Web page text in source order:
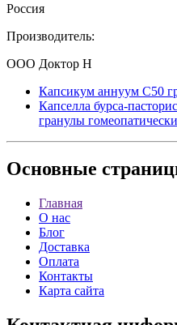
Россия
Производитель:
ООО Доктор Н
Капсикум аннуум C50
Капселла бурса-
гранулы
Основные
Главная
О нас
Блог
Доставка
Оплата
Контакты
Карта сайта